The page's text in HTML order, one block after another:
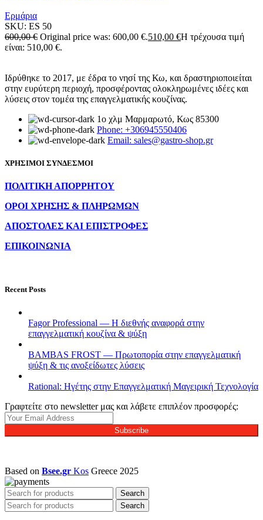
Ερμάρια
SKU: ES 50
600,00€ Original price was: 600,00 €.510,00 €Η τρέχουσα τιμή
είναι: 510,00 €.
Ιδρύθηκε το 2017, με έδρα το νησί της Κω, και δραστηριοποιείται
στην ευρύτερη περιοχή, προσφέροντας ολοκληρωμένες ιδέες και
λύσεις στον τομέα της επαγγελματικής κουζίνας.
1ο χλμ Μαρμαρωτό, Κως 85300
Phone: +306945550406
Email: sales@gastro-shop.gr
ΧΡΗΣΙΜΟΙ ΣΥΝΔΕΣΜΟΙ
ΠΟΛΙΤΙΚΗ ΑΠΟΡΡΗΤΟΥ
ΟΡΟΙ ΧΡΗΣΗΣ & ΠΛΗΡΩΜΩΝ
ΑΠΟΣΤΟΛΕΣ ΚΑΙ ΕΠΙΣΤΡΟΦΕΣ
ΕΠΙΚΟΙΝΩΝΙΑ
Recent Posts
Fagor Professional — Η διεθνής αναφορά στην
επαγγελματική κουζίνα & ψύξη
BAMBAS FROST — Πρωτοπορία στην επαγγελματική
ψύξη & τις ανοξείδωτες λύσεις
Rational: Ηγέτης στην Επαγγελματική Μαγειρική Τεχνολογία
Γραφτείτε στο newsletter μας και λάβετε επιπλέον προσφορές:
Subscribe
Based on Bsee.gr Kos Greece 2025
Search
Search